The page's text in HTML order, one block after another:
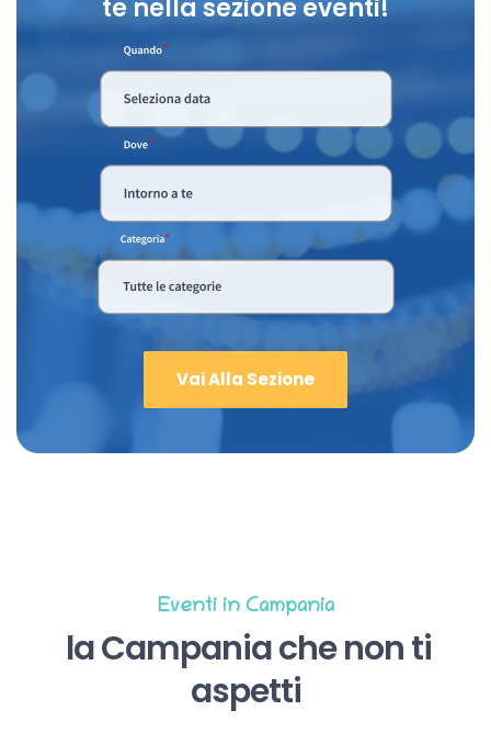
te nella sezione eventi!
Vai Alla Sezione
Eventi in Campania
la Campania che non ti
aspetti